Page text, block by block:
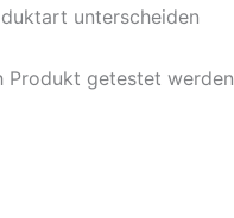
unterscheiden
Produkt getestet werden